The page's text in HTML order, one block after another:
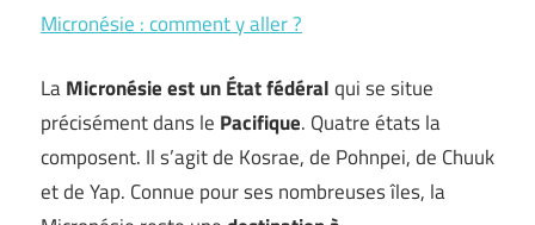
Micronésie : comment y aller ?
LaMicronésie est un État fédéralqui se situe
précisément dans le Pacifique. Quatre états la
composent. Il s’agit de Kosrae, de Pohnpei, de Chuuk
et de Yap. Connue pour ses nombreuses îles, la